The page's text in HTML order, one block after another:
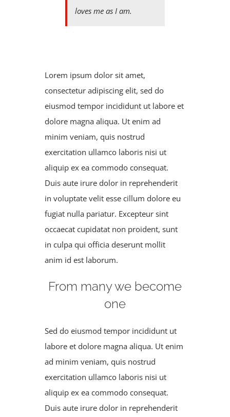
loves me as I am.
Lorem ipsum dolor sit amet,
consectetur adipiscing elit, sed do
eiusmod tempor incididunt ut labore et
dolore magna aliqua. Ut enim ad
minim veniam, quis nostrud
exercitation ullamco laboris nisi ut
aliquip ex ea commodo consequat.
Duis aute irure dolor in reprehenderit
in voluptate velit esse cillum dolore eu
fugiat nulla pariatur. Excepteur sint
occaecat cupidatat non proident, sunt
in culpa qui officia deserunt mollit
anim id est laborum.
From many we become
one
Sed do eiusmod tempor incididunt ut
labore et dolore magna aliqua. Ut enim
ad minim veniam, quis nostrud
exercitation ullamco laboris nisi ut
aliquip ex ea commodo consequat.
Duis aute irure dolor in reprehenderit